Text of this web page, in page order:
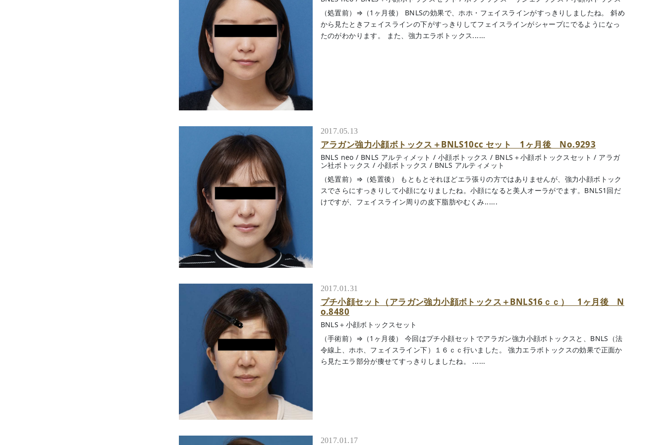
（処置前）⇒（1ヶ月後） BNLSの効果で、ホホ・フェイスラインがすっきりしましたね。 斜め
から見たときフェイスラインの下がすっきりしてフェイスラインがシャープにでるようになっ
たのがわかります。 また、強力エラボトックス......
2017.05.13
アラガン強力小顔ボトックス＋BNLS10cc セット 1ヶ月後 No.9293
BNLS neo / BNLS アルティメット /小顔ボトックス / BNLS＋小顔ボトックスセット / アラガ
ン社ボトックス / 小顔ボトックス / BNLS アルティメット
（処置前）⇒（処置後） もともとそれほどエラ張りの方ではありませんが、強力小顔ボトック
スでさらにすっきりして小顔になりましたね。小顔になると美人オーラがでます。BNLS1回だ
けですが、フェイスライン周りの皮下脂肪やむくみ......
2017.01.31
プチ小顔セット（アラガン強力小顔ボトックス＋BNLS16ｃｃ） 1ヶ月後 N
o.8480
BNLS＋小顔ボトックスセット
（手術前）⇒（1ヶ月後） 今回はプチ小顔セットでアラガン強力小顔ボトックスと、BNLS（法
令線上、ホホ、フェイスライン下）１６ｃｃ行いました。 強力エラボトックスの効果で正面か
ら見たエラ部分が痩せてすっきりしましたね。 ......
2017.01.17